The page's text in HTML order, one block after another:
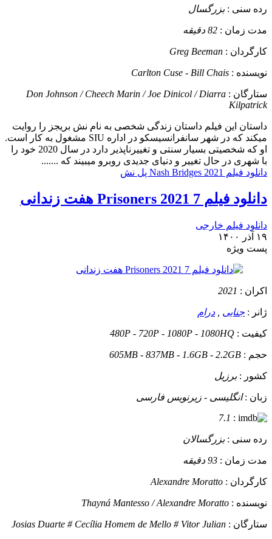
رده سنی :بزرگسال
مدت زمان : 82 دقیقه
کارگردان : Greg Beeman
نویسنده : Carlton Cuse - Bill Chais
ستارگان : Don Johnson / Cheech Marin / Joe Dinicol / Diarra
Kilpatrick
داستان این فیلم داستان زندگی شخصی به نام نش بریجز را روایت
میکند که در شهر سانفرانسیسکو در اداره SIU مشغول به کار است.
او که شخصیتی بسیار سنتی و تغییرناپذیر دارد در سال 2020 خود را
با شهری در حال تغییر و دنیای جدیدی روبرو میبیند که .......
دانلود فیلم Nash Bridges 2021 پل نش
دانلود فیلم 7 Prisoners 2021 هفت زندانی
دانلود فیلم خارجی
۱۹ آذر ۱۴۰۰
پست ويژه
اکران : 2021
ژانر : جنایی درام
کیفیت : 480P - 720P - 1080P - 1080HQ
حجم : 605MB - 837MB - 1.6GB - 2.2GB
کشور :برزیل
زبان :انگلیسی - زیرنویس فارسی
:
7.1
رده سنی :بزرگسالان
مدت زمان : 93 دقیقه
کارگردان : Alexandre Moratto
نویسنده : Thayná Mantesso / Alexandre Moratto
ستارگان : Josias Duarte # Cecília Homem de Mello # Vitor Julian